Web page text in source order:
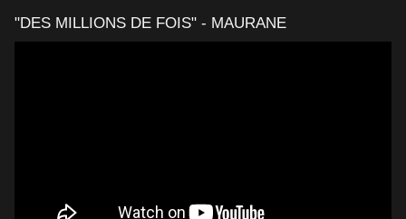
"DES MILLIONS DE FOIS" - MAURANE